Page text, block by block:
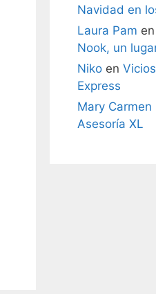
Navidad en
Laura Pam en
Nook, un
Niko en
Express
Mary Carmen
Asesoría XL